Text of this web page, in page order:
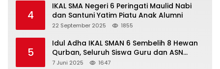
4
IKAL SMA Negeri 6 Peringati Maulid Nabi
dan Santuni Yatim Piatu Anak Alumni
22 September 2025 1855
5
Idul Adha IKAL SMAN 6 Sembelih 8 Hewan
Qurban, Seluruh Siswa Guru dan ASN
Dapat Daging
7 Juni 2025 1647